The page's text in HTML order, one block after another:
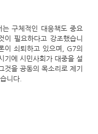
구체적인 대응책도 중요
이 필요하다고 강조했습니
이 쇠퇴하고 있으며, G7의
기에 시민사회가 대중을 설
을 공동의 목소리로 제기
니다.